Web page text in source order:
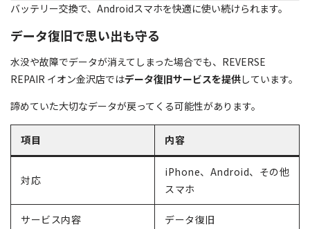
バッテリー交換で、Androidスマホを快適に使い続けられます。
データ復旧で思い出も守る
水没や故障でデータが消えてしまった場合でも、REVERSE
REPAIR イオン金沢店ではデータ復旧サービスを提供しています。
諦めていた大切なデータが戻ってくる可能性があります。
項目 内容
対応
iPhone、Android、その他
スマホ
サービス内容 データ復旧